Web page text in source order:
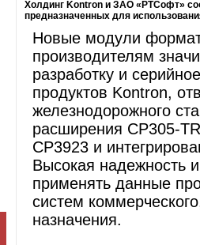
Холдинг Kontron и ЗАО «РТСофт»
предназначенных для
Новые модули
производителям
разработку и
продуктов Kontron,
железнодорожного
расширения CP305-
CP3923 и
Высокая надежность
применять данные
систем
назначения.